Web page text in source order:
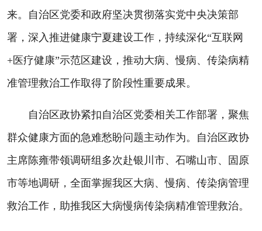
来。自治区党委和政府坚决贯彻落实党中央决策部
署，深入推进健康宁夏建设工作，持续深化“互联网
+医疗健康”示范区建设，推动大病、慢病、传染病精
准管理救治工作取得了阶段性重要成果。
自治区政协紧扣自治区党委相关工作部署，聚焦
群众健康方面的急难愁盼问题主动作为。自治区政协
主席陈雍带领调研组多次赴银川市、石嘴山市、固原
市等地调研，全面掌握我区大病、慢病、传染病管理
救治工作，助推我区大病慢病传染病精准管理救治。